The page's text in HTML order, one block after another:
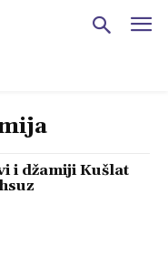
i džamiji Kušlat